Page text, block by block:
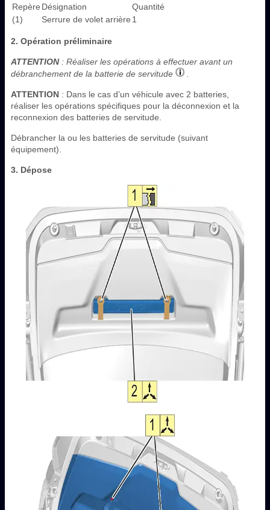
Repère Désignation
Quantité
(1)
Serrure de volet arrière 1
2. Opération préliminaire
ATTENTION: Réaliser les opérations à effectuer avant un
débranchement de la batterie de servitude
ATTENTION : Dans le cas d’un véhicule avec 2 batteries,
réaliser les opérations spécifiques pour la déconnexion et la
reconnexion des batteries de servitude.
Débrancher la ou les batteries de servitude (suivant
équipement).
3. Dépose